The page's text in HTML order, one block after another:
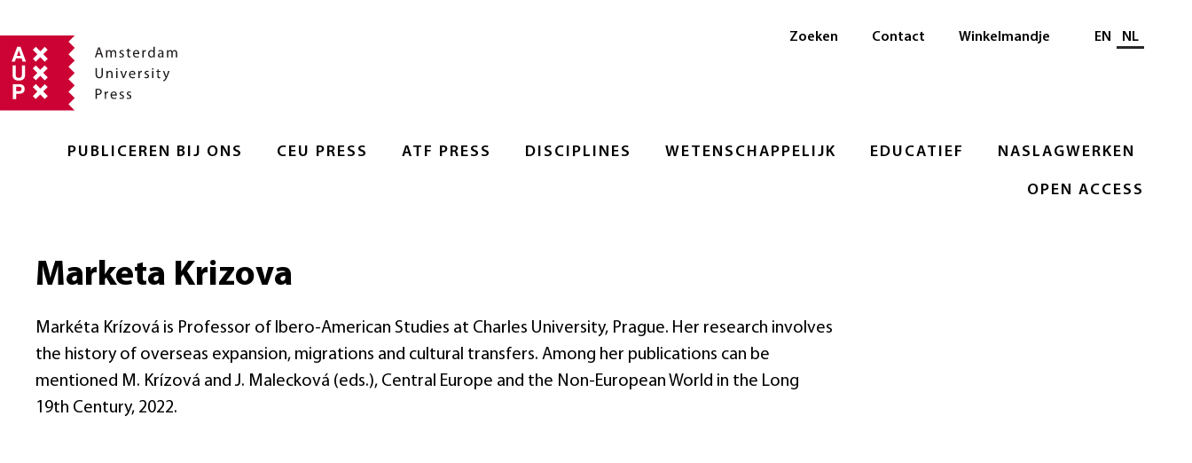
PUBLICEREN BIJ ONS CEU PRESS ATF PRESS DISCIPLINES WETENSCHAPPELIJK EDUCATIEF NASLAGWERKEN
OPEN ACCESS
Zoeken Contact Winkelmandje Selecteer taal
EN NL
Marketa Krizova
Markéta Krízová is Professor of Ibero-American Studies at Charles University, Prague. Her research involves
the history of overseas expansion, migrations and cultural transfers. Among her publications can be
mentioned M. Krízová and J. Malecková (eds.), Central Europe and the Non-European World in the Long
19th Century, 2022.